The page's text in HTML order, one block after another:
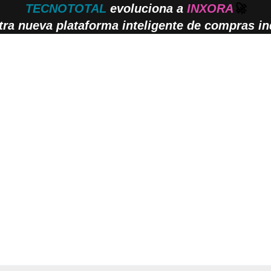
TECNOTOTAL evoluciona a INXORA
nueva plataforma inteligente de compras